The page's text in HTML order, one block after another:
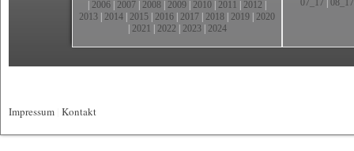
2006 2007 2008 2009 2010 2011 2012
2013 2014 2015 2016 2017 2018 2019 2020
2021 2022 2023| 2024
07_17 08_17
Impressum Kontakt